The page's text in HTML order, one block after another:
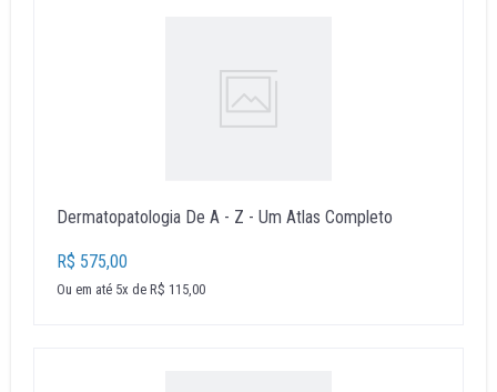
Dermatopatologia De A - Z - Um Atlas Completo
R$ 575,00
Ou em até 5x de R$ 115,00